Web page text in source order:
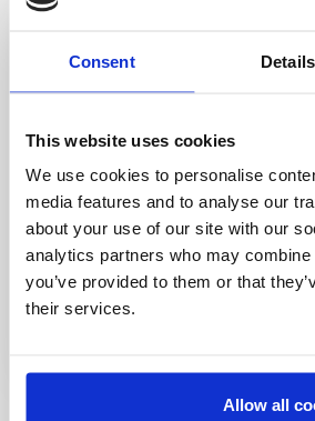
Consent Details
This website uses cookies
We use cookies to personalise
media features and to analyse our
about your use of our site with our
analytics partners who may
you’ve provided to them or that
their services.
Allow all